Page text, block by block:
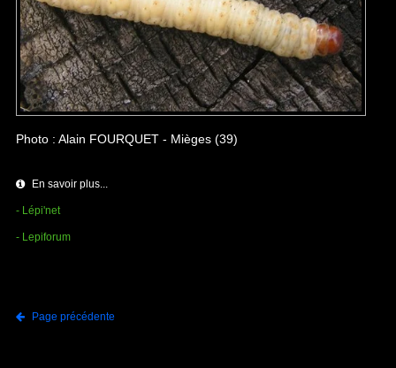
Photo : Alain FOURQUET - Mièges (39)
En savoir plus...
- Lépi'net
- Lepiforum
Page précédente